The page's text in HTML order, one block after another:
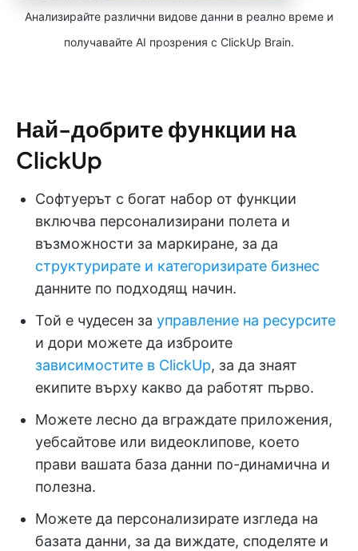
Анализирайте различни видове данни в реално време и
получавайте AI прозрения с ClickUp Brain.
Най-добрите функции на
ClickUp
Софтуерът с богат набор от функции
включва персонализирани полета и
възможности за маркиране, за да
структурирате и категоризирате бизнес
данните по подходящ начин.
Той е чудесен за управление на ресурсите
и дори можете да изброите
зависимостите в ClickUp, за да знаят
екипите върху какво да работят първо.
Можете лесно да вграждате приложения,
уебсайтове или видеоклипове, което
прави вашата база данни по-динамична и
полезна.
Можете да персонализирате изгледа на
базата данни, за да виждате, споделяте и